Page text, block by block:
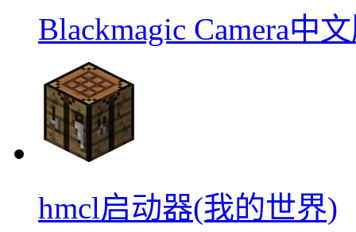
Blackmagic Camera中
hmcl启动器(我的世界)